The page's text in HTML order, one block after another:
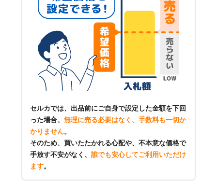
セルカでは、出品前にご自身で設定した金額を下回
った場合、 無理に売る必要はなく、手数料も一切か
かりません。
そのため、買いたたかれる心配や、不本意な価格で
手放す不安がなく、 誰でも安心してご利用いただけ
ます。